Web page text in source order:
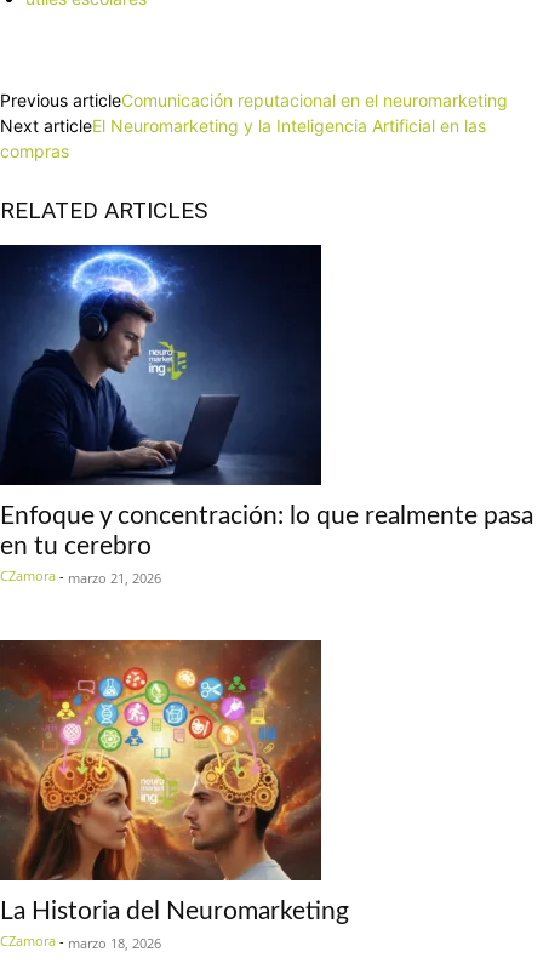
Previous articleComunicación reputacional en el neuromarketing
Next articleEl Neuromarketing y la Inteligencia Artificial en las
compras
RELATED ARTICLES
Enfoque y concentración: lo que realmente pasa
en tu cerebro
CZamora - marzo 21, 2026
La Historia del Neuromarketing
CZamora - marzo 18, 2026